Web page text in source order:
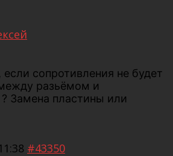
сопротивления не будет
разьёмом и
Замена пластины или
#43350